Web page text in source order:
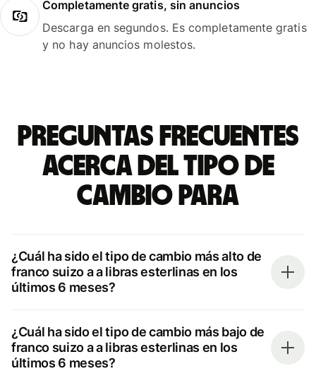
Completamente gratis, sin anuncios
Descarga en segundos. Es completamente gratis
y no hay anuncios molestos.
Preguntas frecuentes
acerca del tipo de
cambio para
¿Cuál ha sido el tipo de cambio más alto de
franco suizo a a libras esterlinas en los
últimos 6 meses?
¿Cuál ha sido el tipo de cambio más bajo de
franco suizo a a libras esterlinas en los
últimos 6 meses?